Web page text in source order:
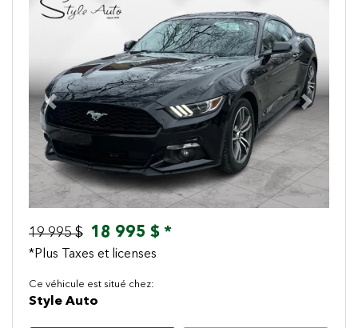
Previous Next
19 995 $ 18 995 $ *
*Plus Taxes et licenses
Ce véhicule est situé chez:
Style Auto